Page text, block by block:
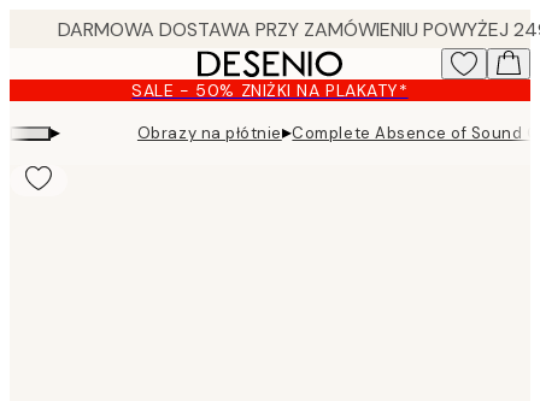
content.
SALE - 50% ZNIŻKI NA PLAKATY*
▸ Obrazy na płótnie▸Complete Absence of Sound